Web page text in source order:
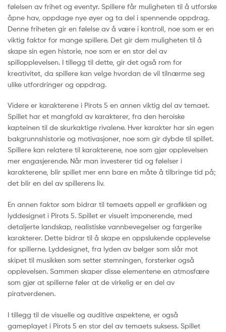
følelsen av frihet og eventyr. Spillere får muligheten til å utforske
åpne hav, oppdage nye øyer og ta del i spennende oppdrag.
Denne friheten gir en følelse av å være i kontroll, noe som er en
viktig faktor for mange spillere. Det gir dem muligheten til å
skape sin egen historie, noe som er en stor del av
spillopplevelsen. I tillegg til dette, gir det også rom for
kreativitet, da spillere kan velge hvordan de vil tilnærme seg
ulike utfordringer og oppdrag.
Videre er karakterene i Pirots 5 en annen viktig del av temaet.
Spillet har et mangfold av karakterer, fra den heroiske
kapteinen til de skurkaktige rivalene. Hver karakter har sin egen
bakgrunnshistorie og motivasjoner, noe som gir dybde til spillet.
Spillere kan relatere til karakterene, noe som gjør opplevelsen
mer engasjerende. Når man investerer tid og følelser i
karakterene, blir spillet mer enn bare en måte å tilbringe tid på;
det blir en del av spillerens liv.
En annen faktor som bidrar til temaets appell er grafikken og
lyddesignet i Pirots 5. Spillet er visuelt imponerende, med
detaljerte landskap, realistiske vannbevegelser og fargerike
karakterer. Dette bidrar til å skape en oppslukende opplevelse
for spillerne. Lyddesignet, fra lyden av bølger som slår mot
skipet til musikken som setter stemningen, forsterker også
opplevelsen. Sammen skaper disse elementene en atmosfære
som gjør at spillerne føler at de virkelig er en del av
piratverdenen.
I tillegg til de visuelle og auditive aspektene, er også
gameplayet i Pirots 5 en stor del av temaets suksess. Spillet